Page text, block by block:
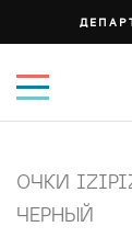
ОЧКИ
ЧЕРНЫЙ